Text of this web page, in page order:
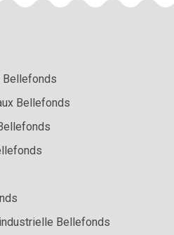
Bellefonds
Bellefonds
Bellefonds